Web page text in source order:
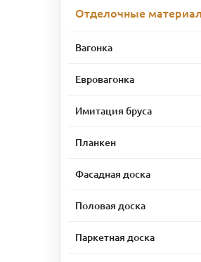
Отделочные
Вагонка
Евровагонка
Имитация бруса
Планкен
Фасадная доска
Половая доска
Паркетная доска